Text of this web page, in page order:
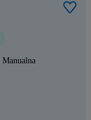
Manualna